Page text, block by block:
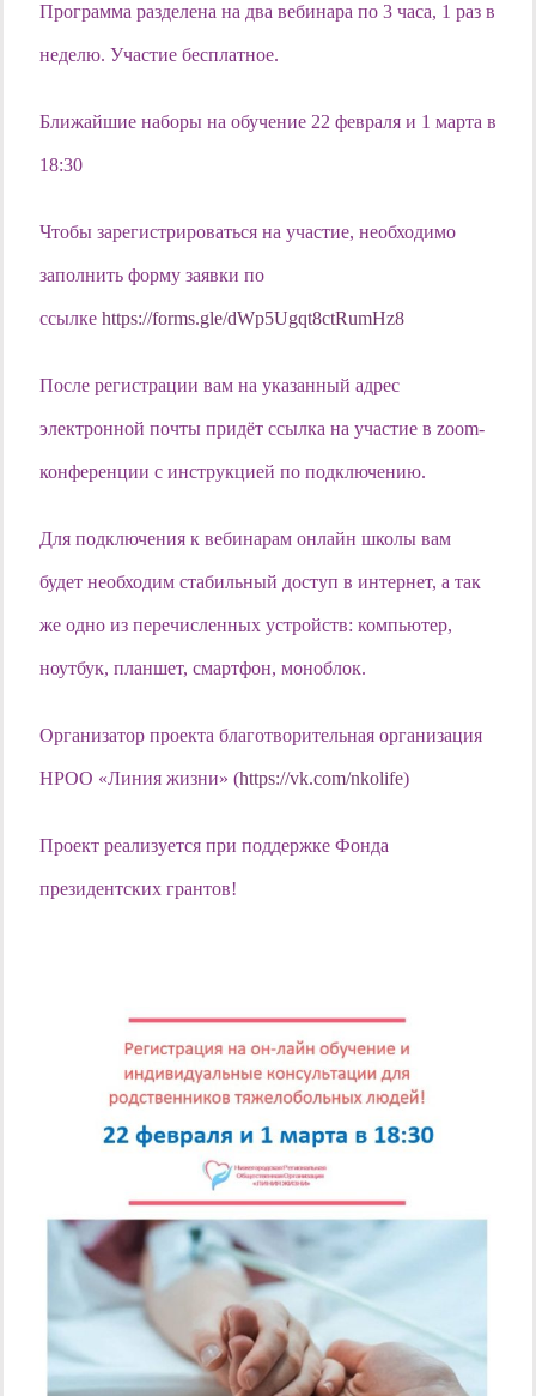
Программа разделена на два вебинара по 3 часа, 1 раз в
неделю. Участие бесплатное.
Ближайшие наборы на обучение 22 февраля и 1 марта в
18:30
Чтобы зарегистрироваться на участие, необходимо
заполнить форму заявки по
ссылке https://forms.gle/dWp5Ugqt8ctRumHz8
После регистрации вам на указанный адрес
электронной почты придёт ссылка на участие в zoom-
конференции с инструкцией по подключению.
Для подключения к вебинарам онлайн школы вам
будет необходим стабильный доступ в интернет, а так
же одно из перечисленных устройств: компьютер,
ноутбук, планшет, смартфон, моноблок.
Организатор проекта благотворительная организация
НРОО «Линия жизни» (https://vk.com/nkolife)
Проект реализуется при поддержке Фонда
президентских грантов!